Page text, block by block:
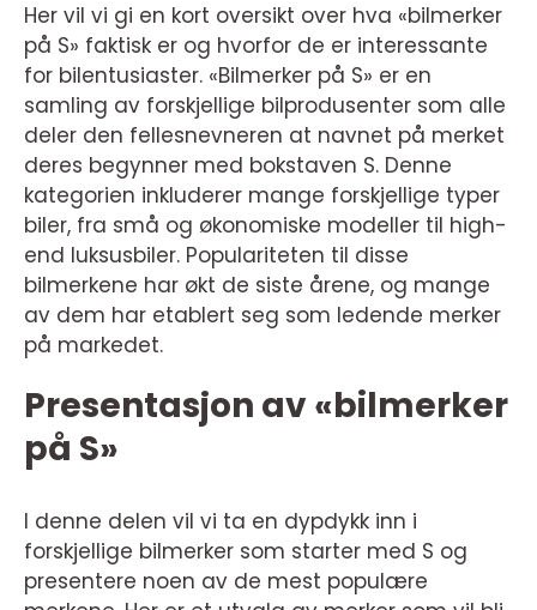
Her vil vi gi en kort oversikt over hva «bilmerker
på S» faktisk er og hvorfor de er interessante
for bilentusiaster. «Bilmerker på S» er en
samling av forskjellige bilprodusenter som alle
deler den fellesnevneren at navnet på merket
deres begynner med bokstaven S. Denne
kategorien inkluderer mange forskjellige typer
biler, fra små og økonomiske modeller til high-
end luksusbiler. Populariteten til disse
bilmerkene har økt de siste årene, og mange
av dem har etablert seg som ledende merker
på markedet.
Presentasjon av «bilmerker
på S»
I denne delen vil vi ta en dypdykk inn i
forskjellige bilmerker som starter med S og
presentere noen av de mest populære